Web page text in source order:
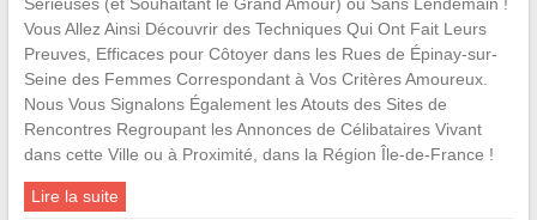
Vous Allez Ainsi Découvrir des Techniques Qui Ont Fait Leurs
Preuves, Efficaces pour Côtoyer dans les Rues de Épinay-sur-
Seine des Femmes Correspondant à Vos Critères Amoureux.
Nous Vous Signalons Également les Atouts des Sites de
Rencontres Regroupant les Annonces de Célibataires Vivant
dans cette Ville ou à Proximité, dans la Région Île-de-France !
Lire la suite